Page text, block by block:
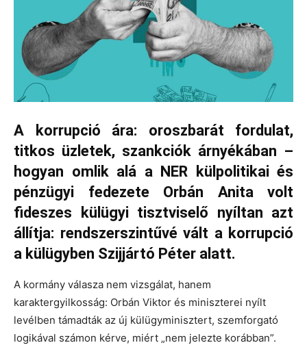
A korrupció ára: oroszbarát fordulat,
titkos üzletek, szankciók árnyékában –
hogyan omlik alá a NER külpolitikai és
pénzügyi fedezete Orbán Anita volt
fideszes külügyi tisztviselő nyíltan azt
állítja: rendszerszintűvé vált a korrupció
a külügyben Szijjártó Péter alatt.
A kormány válasza nem vizsgálat, hanem
karaktergyilkosság: Orbán Viktor és miniszterei nyílt
levélben támadták az új külügyminisztert, szemforgató
logikával számon kérve, miért „nem jelezte korábban”.